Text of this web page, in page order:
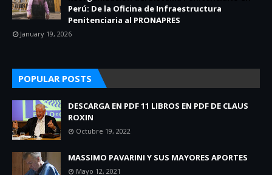
Perú: De la Oficina de Infraestructura
Penitenciaria al PRONAPRES
January 19, 2026
POPULAR POSTS
DESCARGA EN PDF 11 LIBROS EN PDF DE CLAUS
ROXIN
Octubre 19, 2022
MASSIMO PAVARINI Y SUS MAYORES APORTES
Mayo 12, 2021